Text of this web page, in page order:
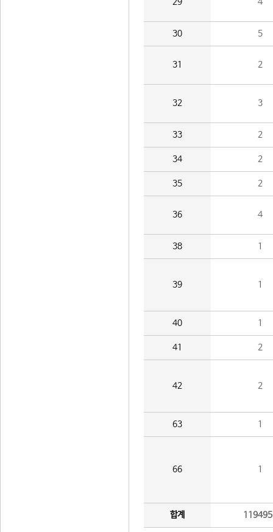
30 5
31 2
32 3
33 2
34 2
35 2
36 4
38 1
39 1
40 1
41 2
42 2
63 1
66 1
합계